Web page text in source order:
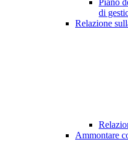
Piano
di
Relazione
Ammontare